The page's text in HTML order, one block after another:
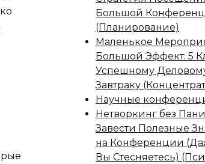
Большой
(Планирование)
Маленькое
Большой Эффект: 5
Успешному
Завтраку
Научные
Нетворкинг без
Завести Полезные
на Конференции
Вы Стесняетесь)